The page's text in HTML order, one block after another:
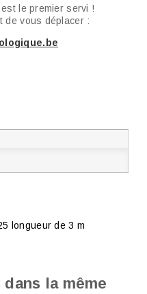
le premier servi !
de vous déplacer :
longueur de 3 m
la même